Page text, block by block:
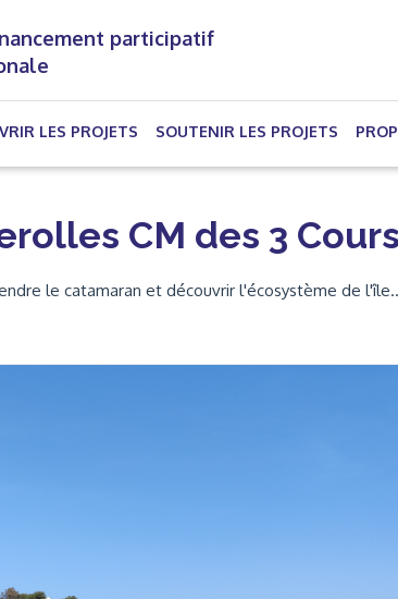
participatif
LES PROJETS (CURRENT)
SOUTENIR LES PROJETS
CM des 3 Cours
le catamaran et découvrir l'écosystème de